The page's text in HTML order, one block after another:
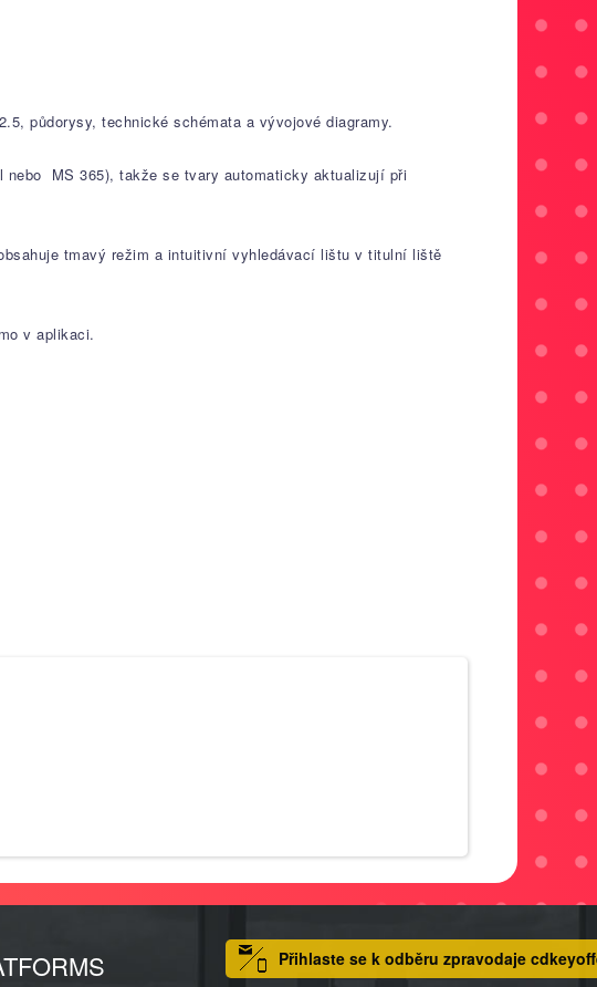
půdorysy, technické schémata a vývojové diagramy.
MS 365), takže se tvary automaticky aktualizují při
tmavý režim a intuitivní vyhledávací lištu v titulní liště
v aplikaci.
Přihlaste se k odběru zpravodaje